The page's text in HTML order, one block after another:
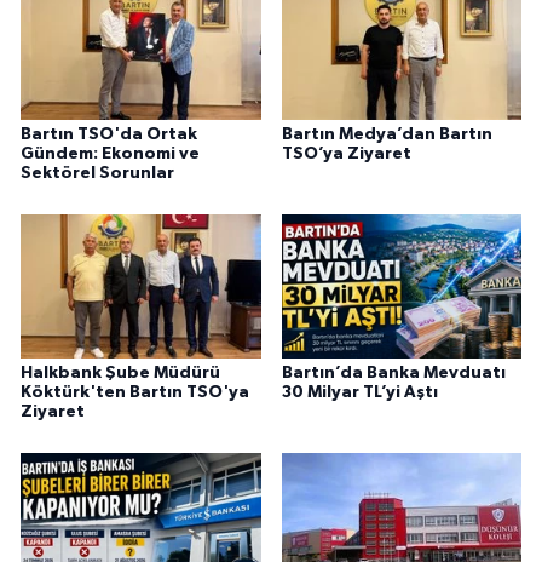
Bartın TSO'da Ortak
Gündem: Ekonomi ve
Sektörel Sorunlar
Bartın Medya’dan Bartın
TSO’ya Ziyaret
Halkbank Şube Müdürü
Köktürk'ten Bartın TSO'ya
Ziyaret
Bartın’da Banka Mevduatı
30 Milyar TL’yi Aştı